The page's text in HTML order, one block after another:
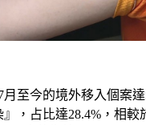
至今的境外移入個案